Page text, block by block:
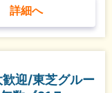
詳細へ
歓迎/東芝グルー